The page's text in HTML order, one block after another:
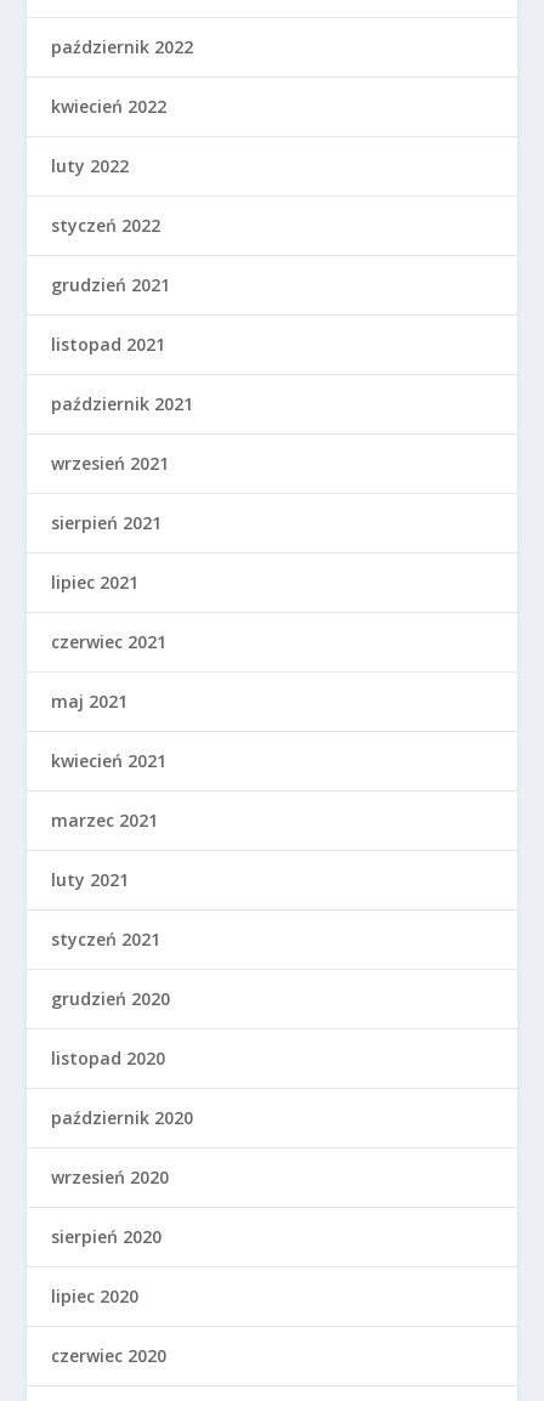
październik 2022
kwiecień 2022
luty 2022
styczeń 2022
grudzień 2021
listopad 2021
październik 2021
wrzesień 2021
sierpień 2021
lipiec 2021
czerwiec 2021
maj 2021
kwiecień 2021
marzec 2021
luty 2021
styczeń 2021
grudzień 2020
listopad 2020
październik 2020
wrzesień 2020
sierpień 2020
lipiec 2020
czerwiec 2020